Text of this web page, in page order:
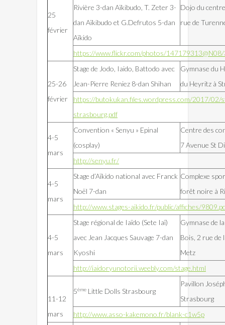
25
février
Rivière 3-dan Aïkibudo, T. Zeter 3-
dan Aïkibudo et G.Defrutos 5-dan
Aïkido
Dojo du
rue de
https://www.flickr.com/photos/
25-26
février
Stage de Jodo, Iaido, Battodo avec
Jean-Pierre Reniez 8-dan Shihan
Gymnase du
du Heyritz à
https://butokukan.files.wordpress.com/2017/02/
strasbourg.pdf
4-5
mars
Convention « Senyu » Epinal
(cosplay)
Centre des
7 Avenue St
http://senyu.fr/
4-5
mars
Stage d’Aïkido national avec Franck
Noël 7-dan
Complexe
forêt noire à
http://www.stages-aikido.fr/public/affiches/
4-5
mars
Stage régional de Iaïdo (Sete Iaï)
avec Jean Jacques Sauvage 7-dan
Kyoshi
Gymnase de
Bois, 2 rue de
Metz
http://iaidoryunotorii.weebly.com/stage.html
11-12
mars
5ème Little Dolls Strasbourg
Pavillon
Strasbourg
http://www.asso-kakemono.fr/blank-c1w5p